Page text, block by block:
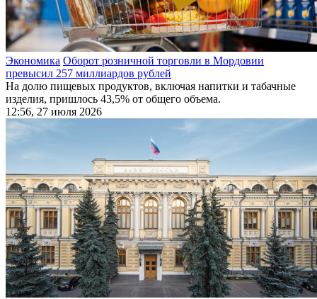
Экономика Оборот розничной торговли в Мордовии
превысил 257 миллиардов рублей
На долю пищевых продуктов, включая напитки и табачные
изделия, пришлось 43,5% от общего объема.
12:56, 27 июля 2026